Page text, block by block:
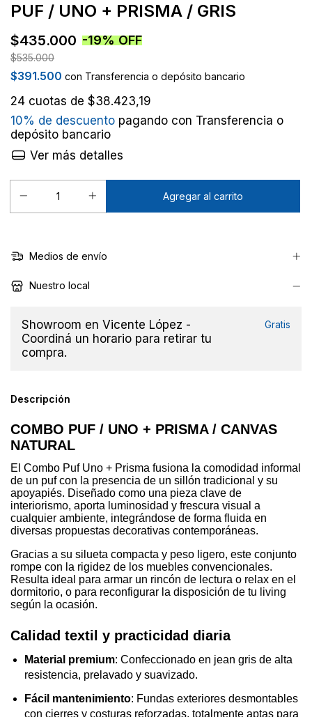
PUF / UNO + PRISMA / GRIS
$435.000 -19%OFF
$535.000
$391.500 con Transferencia o depósito bancario
24 cuotas de $38.423,19
10% de descuento pagando con Transferencia o
depósito bancario
Ver más detalles
Medios de envío
Nuestro local
Showroom en Vicente López -
Coordiná un horario para retirar tu
compra.
Gratis
Descripción
COMBO PUF / UNO + PRISMA / CANVAS
NATURAL
El Combo Puf Uno + Prisma fusiona la comodidad informal
de un puf con la presencia de un sillón tradicional y su
apoyapiés. Diseñado como una pieza clave de
interiorismo, aporta luminosidad y frescura visual a
cualquier ambiente, integrándose de forma fluida en
diversas propuestas decorativas contemporáneas.
Gracias a su silueta compacta y peso ligero, este conjunto
rompe con la rigidez de los muebles convencionales.
Resulta ideal para armar un rincón de lectura o relax en el
dormitorio, o para reconfigurar la disposición de tu living
según la ocasión.
Calidad textil y practicidad diaria
Material premium: Confeccionado en jean gris de alta
resistencia, prelavado y suavizado.
Fácil mantenimiento: Fundas exteriores desmontables
con cierres y costuras reforzadas, totalmente aptas para